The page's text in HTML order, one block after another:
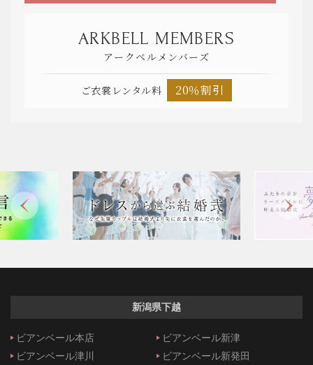
ARKBELL MEMBERS
アークベルメンバーズ
ご衣裳レンタル料 20％割引
新潟県下越
ビアンベール本店
ビアンベール新津
ビアンベール津川
ビアンベール新発田